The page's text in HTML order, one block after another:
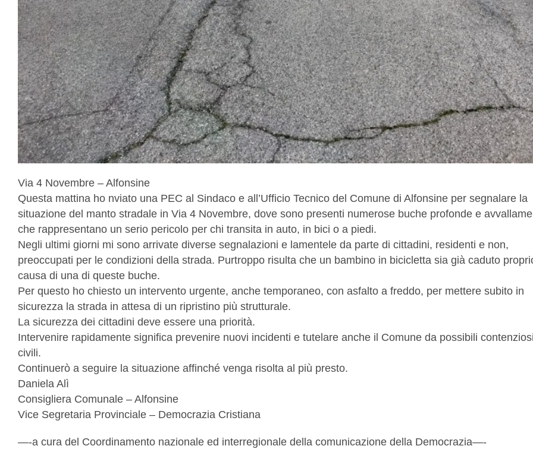
Via 4 Novembre – Alfonsine
Questa mattina ho nviato una PEC al Sindaco e all’Ufficio Tecnico del Comune di Alfonsine per segnalare la
situazione del manto stradale in Via 4 Novembre, dove sono presenti numerose buche profonde e
che rappresentano un serio pericolo per chi transita in auto, in bici o a piedi.
Negli ultimi giorni mi sono arrivate diverse segnalazioni e lamentele da parte di cittadini, residenti e non,
preoccupati per le condizioni della strada. Purtroppo risulta che un bambino in bicicletta sia già caduto
causa di una di queste buche.
Per questo ho chiesto un intervento urgente, anche temporaneo, con asfalto a freddo, per mettere subito in
sicurezza la strada in attesa di un ripristino più strutturale.
La sicurezza dei cittadini deve essere una priorità.
Intervenire rapidamente significa prevenire nuovi incidenti e tutelare anche il Comune da possibili
civili.
Continuerò a seguire la situazione affinché venga risolta al più presto.
Daniela Alì
Consigliera Comunale – Alfonsine
Vice Segretaria Provinciale – Democrazia Cristiana
—-a cura del Coordinamento nazionale ed interregionale della comunicazione della Democrazia—-